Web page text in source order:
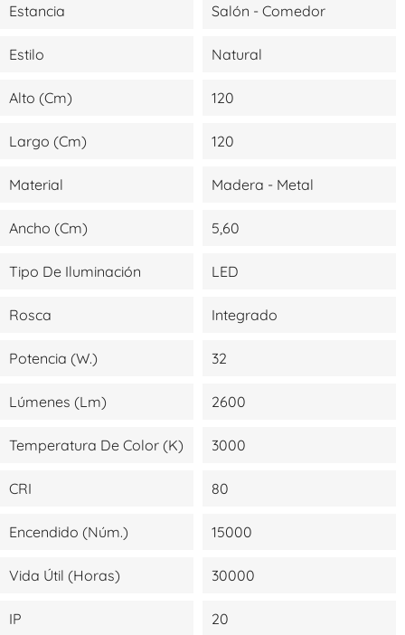
Estancia Salón - Comedor
Estilo Natural
Alto (cm) 120
Largo (cm) 120
Material Madera - Metal
Ancho (cm) 5,60
Tipo De Iluminación LED
Rosca Integrado
Potencia (W.) 32
Lúmenes (lm) 2600
Temperatura De Color (K) 3000
CRI 80
Encendido (Núm.) 15000
Vida Útil (Horas) 30000
IP 20